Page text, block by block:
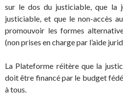
sur le dos du justiciable, que la
justiciable, et que le non-accès
promouvoir les formes
(non prises en charge par l’aide
La Plateforme réitère que la
doit être financé par le budget
à tous.